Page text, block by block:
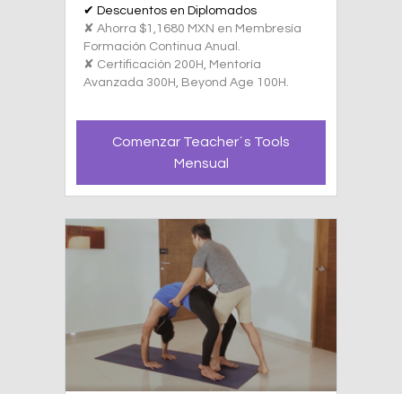
✔ Descuentos en Diplomados
✘ Ahorra $1,1680 MXN en Membresía
Formación Continua Anual.
✘ Certificación 200H, Mentoría
Avanzada 300H, Beyond Age 100H.
Comenzar Teacher´s Tools
Mensual